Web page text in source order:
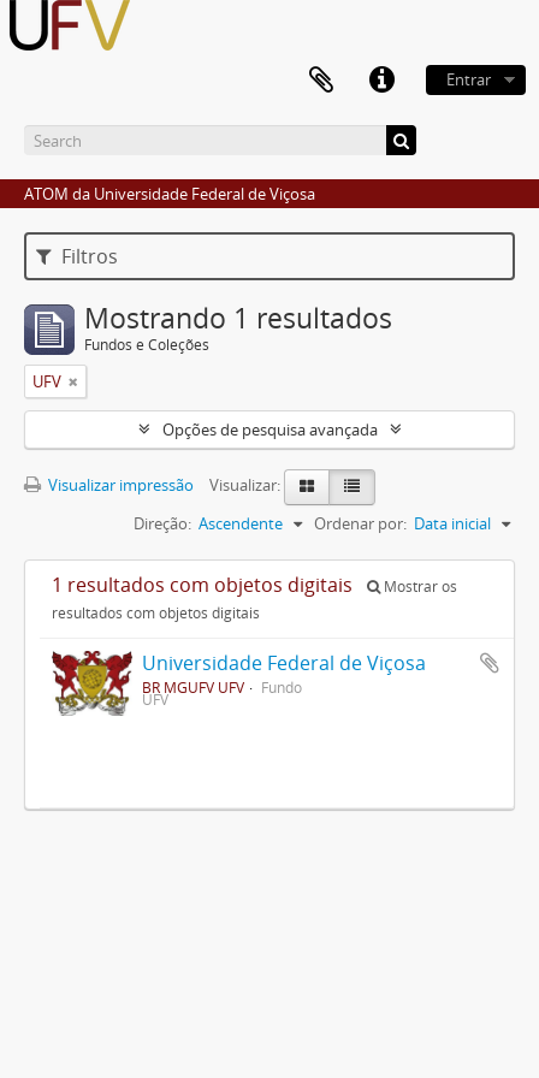
Entrar
ATOM da Universidade Federal de Viçosa
Filtros
Mostrando 1 resultados
Fundos e Coleções
UFV
Opções de pesquisa avançada
Visualizar impressão
Visualizar:
Ordenar por: Data inicial
Direção: Ascendente
1 resultados com objetos digitais
Mostrar os
resultados com objetos digitais
Universidade Federal de Viçosa
BR MGUFV UFV Fundo
UFV